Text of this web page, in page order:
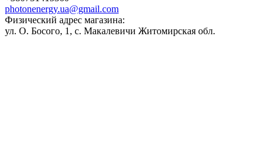
photonenergy.ua@gmail.com
Физический адрес магазина:
ул. О. Босого, 1, с. Макалевичи Житомирская обл.